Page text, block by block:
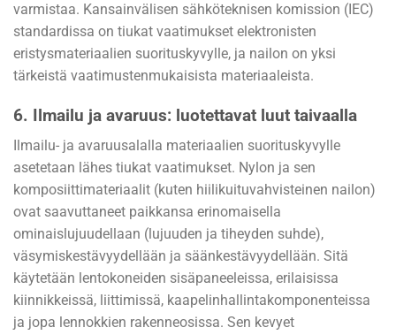
varmistaa. Kansainvälisen sähköteknisen komission (IEC)
standardissa on tiukat vaatimukset elektronisten
eristysmateriaalien suorituskyvylle, ja nailon on yksi
tärkeistä vaatimustenmukaisista materiaaleista.
6. Ilmailu ja avaruus: luotettavat luut taivaalla
Ilmailu- ja avaruusalalla materiaalien suorituskyvylle
asetetaan lähes tiukat vaatimukset. Nylon ja sen
komposiittimateriaalit (kuten hiilikuituvahvisteinen nailon)
ovat saavuttaneet paikkansa erinomaisella
ominaislujuudellaan (lujuuden ja tiheyden suhde),
väsymiskestävyydellään ja säänkestävyydellään. Sitä
käytetään lentokoneiden sisäpaneeleissa, erilaisissa
kiinnikkeissä, liittimissä, kaapelinhallintakomponenteissa
ja jopa lennokkien rakenneosissa. Sen kevyet